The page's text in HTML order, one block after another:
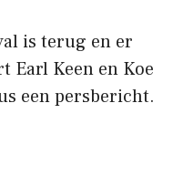
is terug en er
Earl Keen en Koe
een persbericht.